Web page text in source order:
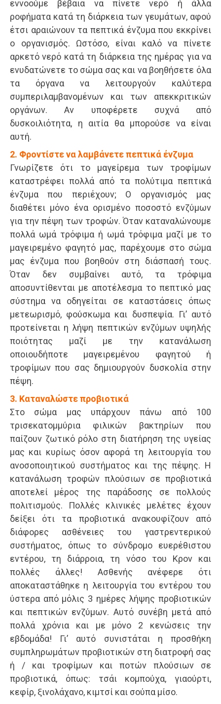
εννοούμε βέβαια να πίνετε νερό ή άλλα
ροφήματα κατά τη διάρκεια των γευμάτων, αφού
έτσι αραιώνουν τα πεπτικά ένζυμα που εκκρίνει
ο οργανισμός. Ωστόσο, είναι καλό να πίνετε
αρκετό νερό κατά τη διάρκεια της ημέρας για να
ενυδατώνετε το σώμα σας και να βοηθήσετε όλα
τα όργανα να λειτουργούν καλύτερα
συμπεριλαμβανομένων και των απεκκριτικών
οργάνων. Αν υποφέρετε συχνά από
δυσκοιλιότητα, η αιτία θα μπορούσε να είναι
αυτή.
2. Φροντίστε να λαμβάνετε πεπτικά ένζυμα
Γνωρίζετε ότι το μαγείρεμα των τροφίμων
καταστρέφει πολλά από τα πολύτιμα πεπτικά
ένζυμα που περιέχουν; Ο οργανισμός μας
διαθέτει μόνο ένα ορισμένο ποσοστό ενζύμων
για την πέψη των τροφών. Όταν καταναλώνουμε
πολλά ωμά τρόφιμα ή ωμά τρόφιμα μαζί με το
μαγειρεμένο φαγητό μας, παρέχουμε στο σώμα
μας ένζυμα που βοηθούν στη διάσπασή τους.
Όταν δεν συμβαίνει αυτό, τα τρόφιμα
αποσυντίθενται με αποτέλεσμα το πεπτικό μας
σύστημα να οδηγείται σε καταστάσεις όπως
μετεωρισμό, φούσκωμα και δυσπεψία. Γι’ αυτό
προτείνεται η λήψη πεπτικών ενζύμων υψηλής
ποιότητας μαζί με την κατανάλωση
οποιουδήποτε μαγειρεμένου φαγητού ή
τροφίμων που σας δημιουργούν δυσκολία στην
πέψη.
3. Καταναλώστε προβιοτικά
Στο σώμα μας υπάρχουν πάνω από 100
τρισεκατομμύρια φιλικών βακτηρίων που
παίζουν ζωτικό ρόλο στη διατήρηση της υγείας
μας και κυρίως όσον αφορά τη λειτουργία του
ανοσοποιητικού συστήματος και της πέψης. Η
κατανάλωση τροφών πλούσιων σε προβιοτικά
αποτελεί μέρος της παράδοσης σε πολλούς
πολιτισμούς. Πολλές κλινικές μελέτες έχουν
δείξει ότι τα προβιοτικά ανακουφίζουν από
διάφορες ασθένειες του γαστρεντερικού
συστήματος, όπως το σύνδρομο ευερέθιστου
εντέρου, τη διάρροια, τη νόσο του Κρον και
πολλές άλλες! Ασθενής ανέφερε ότι
αποκαταστάθηκε η λειτουργία του εντέρου του
ύστερα από μόλις 3 ημέρες λήψης προβιοτικών
και πεπτικών ενζύμων. Αυτό συνέβη μετά από
πολλά χρόνια και με μόνο 2 κενώσεις την
εβδομάδα! Γι’ αυτό συνιστάται η προσθήκη
συμπληρωμάτων προβιοτικών στη διατροφή σας
ή / και τροφίμων και ποτών πλούσιων σε
προβιοτικά, όπως: τσάι κομπούχα, γιαούρτι,
κεφίρ, ξινολάχανο, κιμτσί και σούπα μίσο.